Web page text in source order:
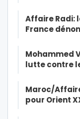
Affaire Radi:
France
Mohammed
lutte contre
Maroc/
pour Orient